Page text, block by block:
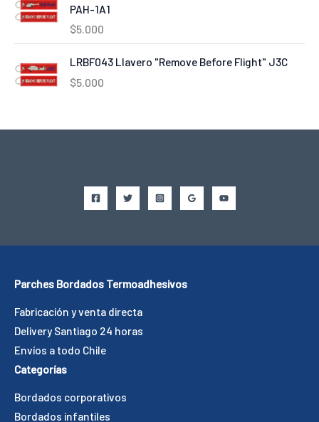
PAH-1A1
$5.000
LRBF043 Llavero "Remove Before Flight" J3C
$5.000
Parches Bordados Termoadhesivos
Fabricación y venta directa
Delivery Santiago 24 horas
Envíos a todo Chile
Categorías
Bordados corporativos
Bordados infantiles